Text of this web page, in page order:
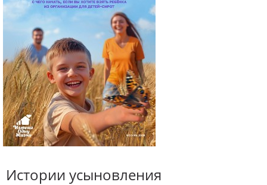
Истории усыновления